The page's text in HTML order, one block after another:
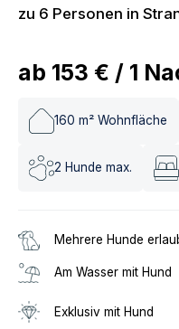
zu 6 Personen in
ab 153 € / 1
160 m² Wohnfläche
2 Hunde max.
Mehrere Hunde
Am Wasser mit Hund
Exklusiv mit Hund